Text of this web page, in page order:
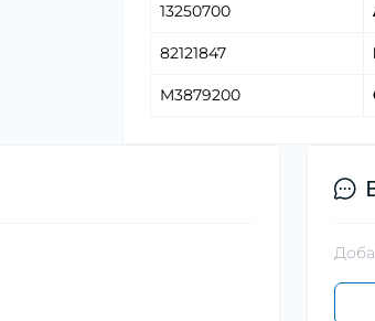
13250700
82121847
M3879200